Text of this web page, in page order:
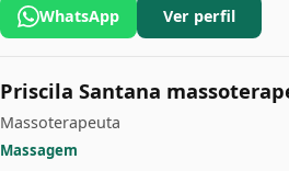
WhatsApp Ver perfil
Priscila Santana
Massoterapeuta
Massagem